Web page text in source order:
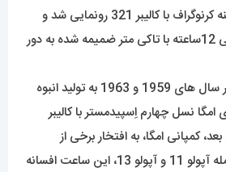
در سال 1946 نمونه بهینه کرنوگراف با کالیبر 321 رونمایی شد و
امگا توانست به کرنوگرافی 12ساعته با تاکی متر ضمیمه شده به دور
نسل های دوم و سوم در سال های 1959 و 1963 به تولید انبوه
نسل چهارم اِسپیدمستر با کالیبر
کمپانی امگا، به افتخار برخی از
مأموریت های ناسا از جمله آپولو 11 و آپولو 13، این ساعت افسانه